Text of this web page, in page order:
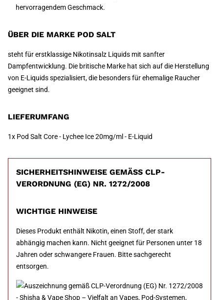
hervorragendem Geschmack.
ÜBER DIE MARKE POD SALT
steht für erstklassige Nikotinsalz Liquids mit sanfter
Dampfentwicklung. Die britische Marke hat sich auf die Herstellung
von E-Liquids spezialisiert, die besonders für ehemalige Raucher
geeignet sind.
LIEFERUMFANG
1x Pod Salt Core - Lychee Ice 20mg/ml - E-Liquid
SICHERHEITSHINWEISE GEMÄSS CLP-V
ERORDNUNG (EG) NR. 1272/2008
WICHTIGE HINWEISE
Dieses Produkt enthält Nikotin, einen Stoff, der stark
abhängig machen kann. Nicht geeignet für Personen unter 18
Jahren oder schwangere Frauen. Bitte sachgerecht
entsorgen.